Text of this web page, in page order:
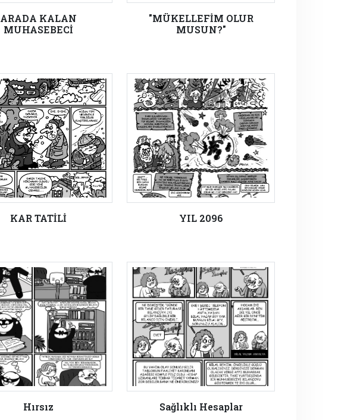
ARADA KALAN
MUHASEBECİ
"MÜKELLEFİM OLUR
MUSUN?"
KAR TATİLİ YIL 2096
Hırsız Sağlıklı Hesaplar